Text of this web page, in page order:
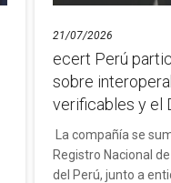
21/07/2026
ecert Perú
sobre
verificables y el
La compañía se
Registro Nacional
del Perú, junto a